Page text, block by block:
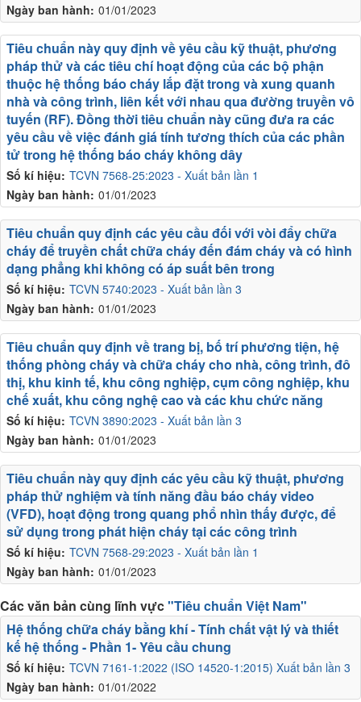
Ngày ban hành: 01/01/2023
Số kí hiệu: TCVN 7568-25:2023 - Xuất bản lần 1
Ngày ban hành: 01/01/2023
Tiêu chuẩn này quy định về yêu cầu kỹ thuật, phương
pháp thử và các tiêu chí hoạt động của các bộ phận
thuộc hệ thống báo cháy lắp đặt trong và xung quanh
nhà và công trình, liên kết với nhau qua đường truyền vô
tuyến (RF). Đồng thời tiêu chuẩn này cũng đưa ra các
yêu cầu về việc đánh giá tính tương thích của các phần
tử trong hệ thống báo cháy không dây
Số kí hiệu: TCVN 5740:2023 - Xuất bản lần 3
Ngày ban hành: 01/01/2023
Tiêu chuẩn quy định các yêu cầu đối với vòi đẩy chữa
cháy để truyền chất chữa cháy đến đám cháy và có hình
dạng phẳng khi không có áp suất bên trong
Số kí hiệu: TCVN 3890:2023 - Xuất bản lần 3
Ngày ban hành: 01/01/2023
Tiêu chuẩn quy định về trang bị, bố trí phương tiện, hệ
thống phòng cháy và chữa cháy cho nhà, công trình, đô
thị, khu kinh tế, khu công nghiệp, cụm công nghiệp, khu
chế xuất, khu công nghệ cao và các khu chức năng
Số kí hiệu: TCVN 7568-29:2023 - Xuất bản lần 1
Ngày ban hành: 01/01/2023
Tiêu chuẩn này quy định các yêu cầu kỹ thuật, phương
pháp thử nghiệm và tính năng đầu báo cháy video
(VFD), hoạt động trong quang phổ nhìn thấy được, để
sử dụng trong phát hiện cháy tại các công trình
Các văn bản cùng lĩnh vực"Tiêu chuẩn Việt Nam"
Số kí hiệu: TCVN 7161-1:2022 (ISO 14520-1:2015) Xuất bản lần 3
Ngày ban hành: 01/01/2022
Hệ thống chữa cháy bằng khí - Tính chất vật lý và thiết
kế hệ thống - Phần 1- Yêu cầu chung